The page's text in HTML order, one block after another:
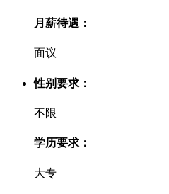
月薪待遇：
面议
性别要求：
不限
学历要求：
大专